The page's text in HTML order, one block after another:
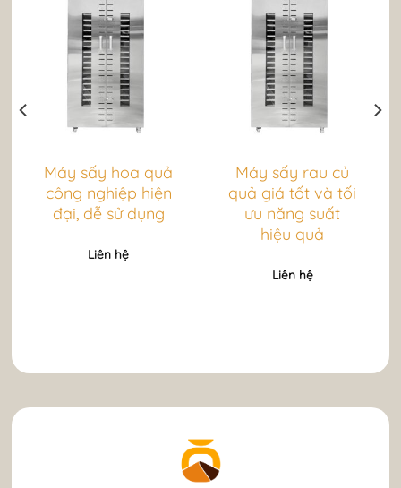
Máy sấy hoa quả
công nghiệp hiện
đại, dễ sử dụng
Liên hệ
Máy sấy rau củ
quả giá tốt và tối
ưu năng suất
hiệu quả
Liên hệ